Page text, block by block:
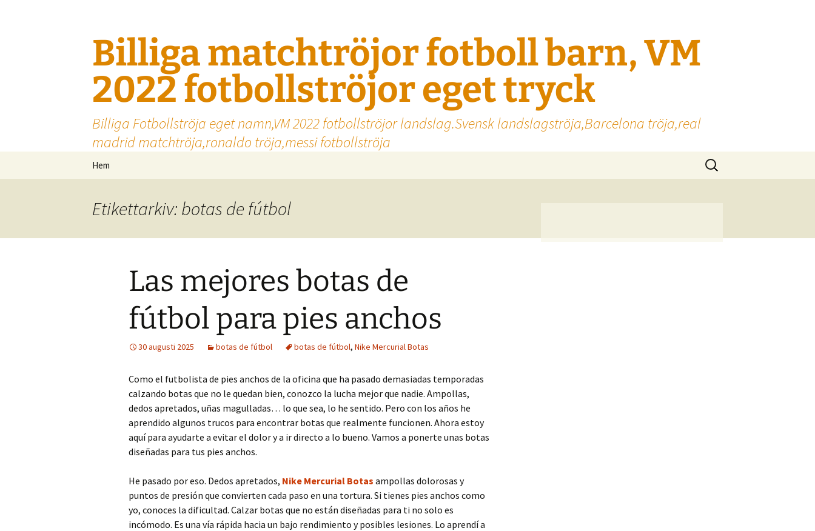
Billiga matchtröjor fotboll barn, VM
2022 fotbollströjor eget tryck
Billiga Fotbollströja eget namn,VM 2022 fotbollströjor landslag.Svensk landslagströja,Barcelona tröja,real
madrid matchtröja,ronaldo tröja,messi fotbollströja
Hem
Sök
efter:
Etikettarkiv: botas de fútbol
Las mejores botas de
fútbol para pies anchos
30 augusti 2025 botas de fútbol botas de fútbol, Nike Mercurial Botas
Como el futbolista de pies anchos de la oficina que ha pasado demasiadas temporadas
calzando botas que no le quedan bien, conozco la lucha mejor que nadie. Ampollas,
dedos apretados, uñas magulladas… lo que sea, lo he sentido. Pero con los años he
aprendido algunos trucos para encontrar botas que realmente funcionen. Ahora estoy
aquí para ayudarte a evitar el dolor y a ir directo a lo bueno. Vamos a ponerte unas botas
diseñadas para tus pies anchos.
He pasado por eso. Dedos apretados, Nike Mercurial Botas ampollas dolorosas y
puntos de presión que convierten cada paso en una tortura. Si tienes pies anchos como
yo, conoces la dificultad. Calzar botas que no están diseñadas para ti no solo es
incómodo. Es una vía rápida hacia un bajo rendimiento y posibles lesiones. Lo aprendí a